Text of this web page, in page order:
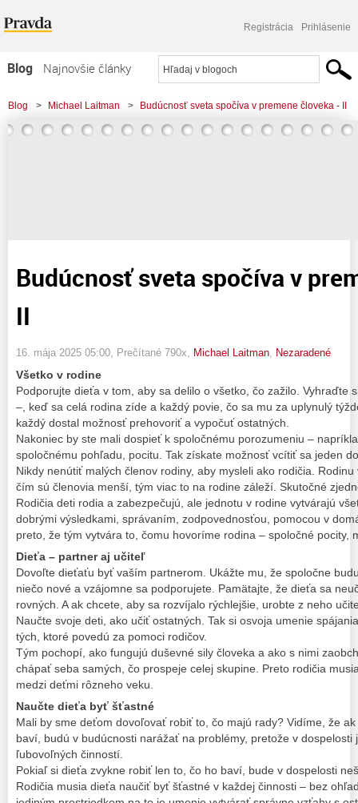
Registrácia Prihlásenie
Blog
Najnovšie články
Najčítanejšie články
Najkomentovanejšie články
Blog > Michael Laitman > Budúcnosť sveta spočíva v premene človeka - II
Budúcnosť sveta spočíva v
II
16. mája 2025 05:00 , Prečítané 790x, Michael Laitman Nezaradené
Všetko v rodine
Podporujte dieťa v tom, aby sa delilo o všetko, čo zažilo. Vyhraďte
–, keď sa celá rodina zíde a každý povie, čo sa mu za uplynulý
každý dostal možnosť prehovoriť a vypočuť ostatných.
Nakoniec by ste mali dospieť k spoločnému porozumeniu –
spoločnému pohľadu, pocitu. Tak získate možnosť vcítiť sa jeden
Nikdy nenútiť malých členov rodiny, aby mysleli ako rodičia.
čím sú členovia menší, tým viac to na rodine záleží. Skutočné
Rodičia deti rodia a zabezpečujú, ale jednotu v rodine vytvárajú
dobrými výsledkami, správaním, zodpovednosťou, pomocou v
preto, že tým vytvára to, čomu hovoríme rodina – spoločné pocity,
Dieťa – partner aj učiteľ
Dovoľte dieťaťu byť vaším partnerom. Ukážte mu, že spoločne
niečo nové a vzájomne sa podporujete. Pamätajte, že dieťa sa
rovných. A ak chcete, aby sa rozvíjalo rýchlejšie, urobte z neho
Naučte svoje deti, ako učiť ostatných. Tak si osvoja umenie
tých, ktoré povedú za pomoci rodičov.
Tým pochopí, ako fungujú duševné sily človeka a ako s nimi
chápať seba samých, čo prospeje celej skupine. Preto rodičia
medzi deťmi rôzneho veku.
Naučte dieťa byť šťastné
Mali by sme deťom dovoľovať robiť to, čo majú rady? Vidíme, že
baví, budú v budúcnosti narážať na problémy, pretože v dospelosti
ľubovoľných činností.
Pokiaľ si dieťa zvykne robiť len to, čo ho baví, bude v dospelosti
Rodičia musia dieťa naučiť byť šťastné v každej činnosti – bez